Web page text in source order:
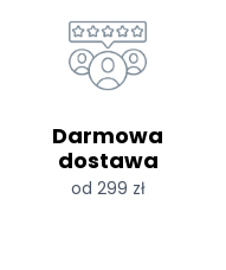
Darmowa
dostawa
od 299 zł